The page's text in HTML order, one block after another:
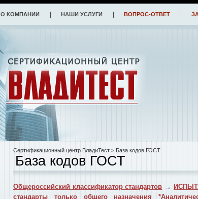
О КОМПАНИИ НАШИ УСЛУГИ ВОПРОС-ОТВЕТ
Сертификационный центр ВладиТест > База кодов ГОСТ
База кодов ГОСТ
Общероссийский классификатор стандартов →
стандарты только общего назначения